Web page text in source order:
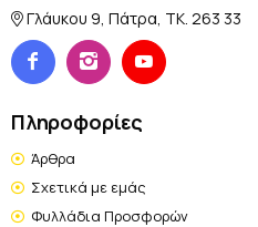
Γλάυκου 9, Πάτρα, TK. 263 33
Πληροφορίες
Άρθρα
Σχετικά με εμάς
Φυλλάδια Προσφορών